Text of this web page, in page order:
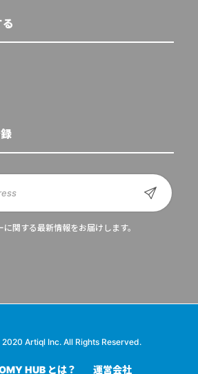
関する最新情報をお届けします。
Artiql Inc. All Rights Reserved.
HUB とは？ 運営会社